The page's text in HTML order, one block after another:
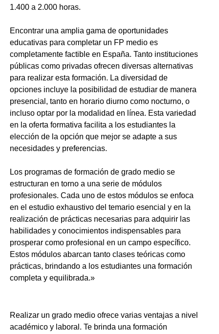
1.400 a 2.000 horas.
Encontrar una amplia gama de oportunidades
educativas para completar un FP medio es
completamente factible en España. Tanto instituciones
públicas como privadas ofrecen diversas alternativas
para realizar esta formación. La diversidad de
opciones incluye la posibilidad de estudiar de manera
presencial, tanto en horario diurno como nocturno, o
incluso optar por la modalidad en línea. Esta variedad
en la oferta formativa facilita a los estudiantes la
elección de la opción que mejor se adapte a sus
necesidades y preferencias.
Los programas de formación de grado medio se
estructuran en torno a una serie de módulos
profesionales. Cada uno de estos módulos se enfoca
en el estudio exhaustivo del temario esencial y en la
realización de prácticas necesarias para adquirir las
habilidades y conocimientos indispensables para
prosperar como profesional en un campo específico.
Estos módulos abarcan tanto clases teóricas como
prácticas, brindando a los estudiantes una formación
completa y equilibrada.»
Realizar un grado medio ofrece varias ventajas a nivel
académico y laboral. Te brinda una formación